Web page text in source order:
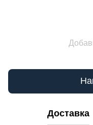
Доставка